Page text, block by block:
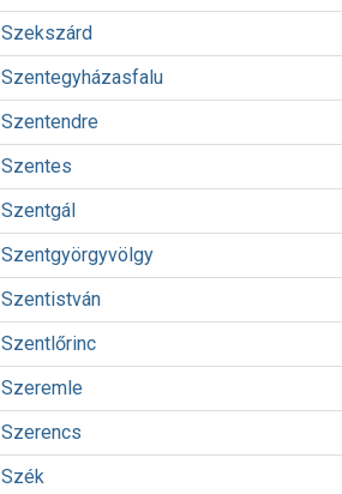
Szekszárd
Szentegyházasfalu
Szentendre
Szentes
Szentgál
Szentgyörgyvölgy
Szentistván
Szentlőrinc
Szeremle
Szerencs
Szék